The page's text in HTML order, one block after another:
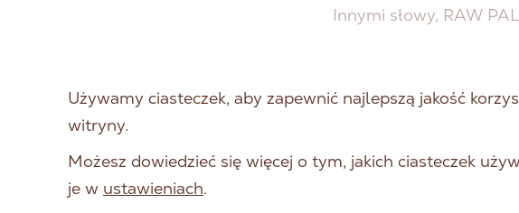
Innymi słowy, RAW
Używamy ciasteczek, aby zapewnić najlepszą jakość
witryny.
Możesz dowiedzieć się więcej o tym, jakich ciasteczek
je w ustawieniach.